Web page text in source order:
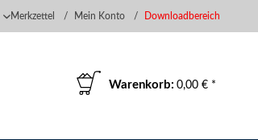
Deutsch
Merkzettel Mein Konto Downloadbereich
Warenkorb: 0,00 € *